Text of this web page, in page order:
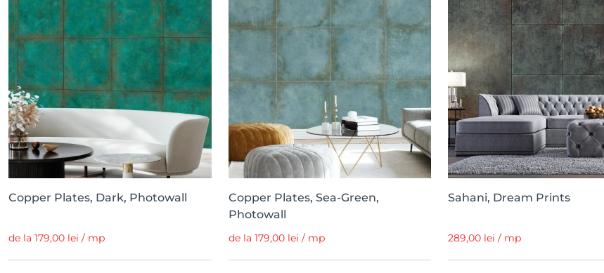
Copper Plates, Dark, Photowall
de la 179,00 lei / mp
Copper Plates, Sea-Green,
Photowall
de la 179,00 lei / mp
Sahani, Dream Prints
289,00 lei / mp